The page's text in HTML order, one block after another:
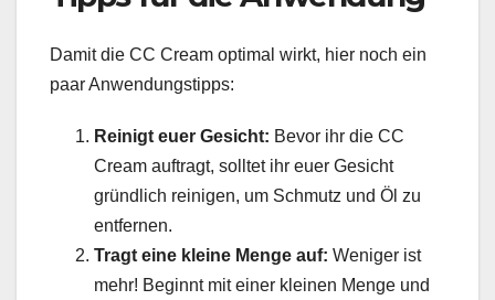
Damit die CC Cream optimal wirkt, hier noch ein
paar Anwendungstipps:
Reinigt euer Gesicht: Bevor ihr die CC
Cream auftragt, solltet ihr euer Gesicht
gründlich reinigen, um Schmutz und Öl zu
entfernen.
Tragt eine kleine Menge auf: Weniger ist
mehr! Beginnt mit einer kleinen Menge und